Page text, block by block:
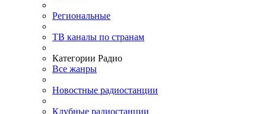
Региональные
ТВ каналы по странам
Категории Радио
Все жанры
Новостные радиостанции
Клубные радиостанции